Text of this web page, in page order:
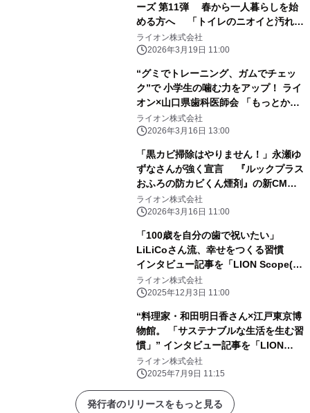
ーズ 第11弾 春から一人暮らしを始
める方へ 「トイレのニオイと汚れ」
は“使う前”のひと手間が勝負！ トイレ
ケアのコツをご紹介 ～「くん煙」と
～
ライオン株式会社
2026年3月19日 11:00
“グミでトレーニング、ガムでチェッ
ク”で 小学生の噛む力をアップ！ ライ
オン×山口県歯科医師会 「もっとかも
っとチャレンジ」第3弾を実施 ――30
日継続すると噛む力の自己評価が 平均
ライオン株式会社
2026年3月16日 13:00
「黒カビ掃除はやりません！」永瀬ゆ
ずなさんが強く宣言 『ルックプラス
おふろの防カビくん煙剤』の新CMを
2026年3月16日(月)より全国で放映開
始
ライオン株式会社
2026年3月16日 11:00
「100歳を自分の歯で祝いたい」
LiLiCoさん流、幸せをつくる習慣
インタビュー記事を「LION Scope(ラ
イオン スコープ)」で 12月3日公開
ライオン株式会社
2025年12月3日 11:00
“料理家・和田明日香さん×江戸東京博
物館。 「サステナブルな生活を生む習
慣」” インタビュー記事を「LION
Scope(ライオン スコープ)」にて、
2025年7月9日に公開
ライオン株式会社
2025年7月9日 11:15
発行者のリリースをもっと見る